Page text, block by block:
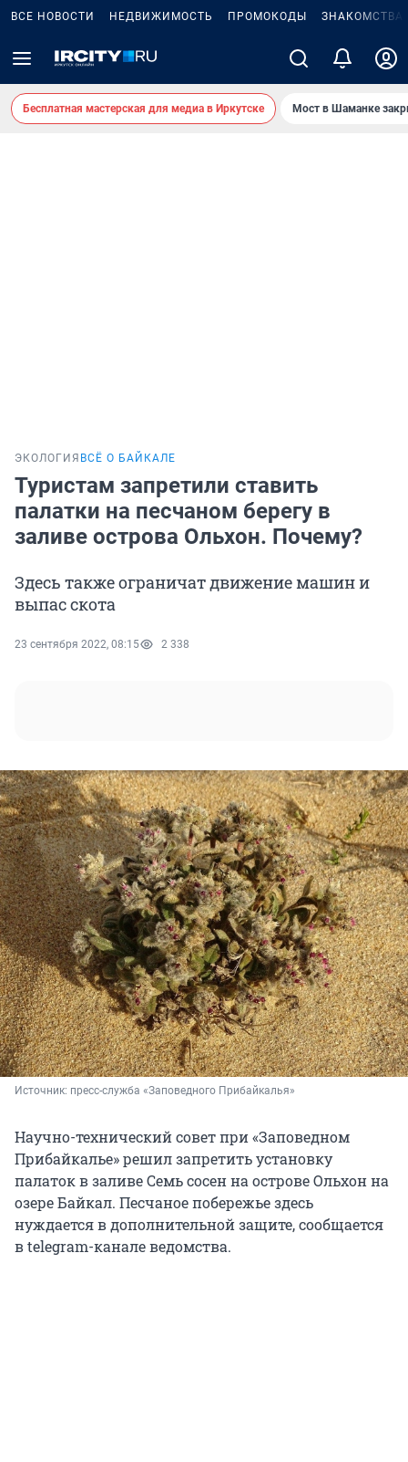
ВСЕ НОВОСТИ НЕДВИЖИМОСТЬ ПРОМОКОДЫ ЗНАКОМСТВА
Бесплатная мастерская для медиа в Иркутске Мост в Шаманке
ЭКОЛОГИЯ ВСЁ О БАЙКАЛЕ
Туристам запретили ставить
палатки на песчаном берегу в
заливе острова Ольхон. Почему?
Здесь также ограничат движение машин и
выпас скота
23 сентября 2022, 08:15 2 338
Источник: пресс-служба «Заповедного Прибайкалья»
Научно-технический совет при «Заповедном
Прибайкалье» решил запретить установку
палаток в заливе Семь сосен на острове Ольхон на
озере Байкал. Песчаное побережье здесь
нуждается в дополнительной защите, сообщается
в telegram-канале ведомства.